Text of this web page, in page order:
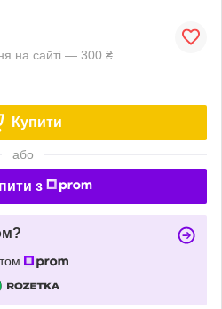
на сайті — 300 ₴
Купити
або
з